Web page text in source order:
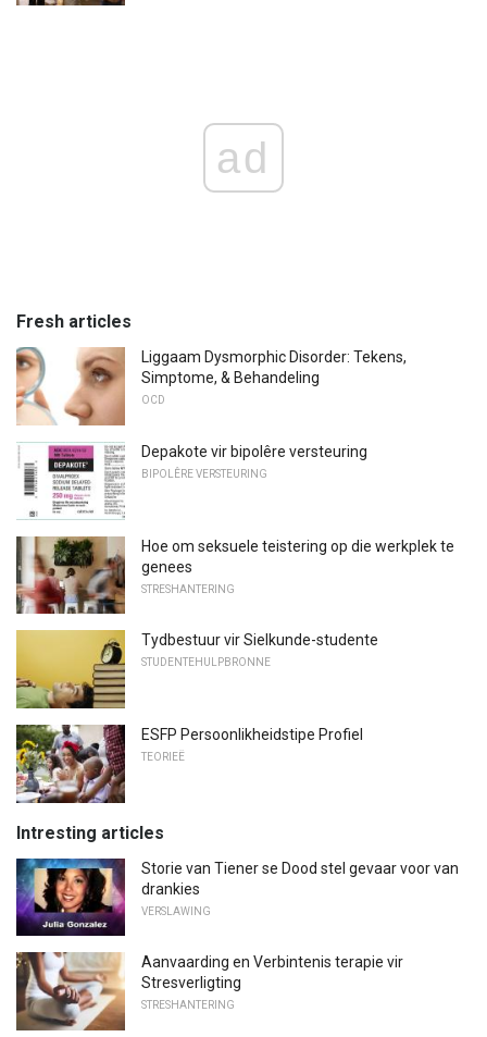
ad
Fresh articles
Liggaam Dysmorphic Disorder: Tekens,
Simptome, & Behandeling
OCD
Depakote vir bipolêre versteuring
BIPOLÊRE VERSTEURING
Hoe om seksuele teistering op die werkplek te
genees
STRESHANTERING
Tydbestuur vir Sielkunde-studente
STUDENTEHULPBRONNE
ESFP Persoonlikheidstipe Profiel
TEORIEË
Intresting articles
Storie van Tiener se Dood stel gevaar voor van
drankies
VERSLAWING
Aanvaarding en Verbintenis terapie vir
Stresverligting
STRESHANTERING